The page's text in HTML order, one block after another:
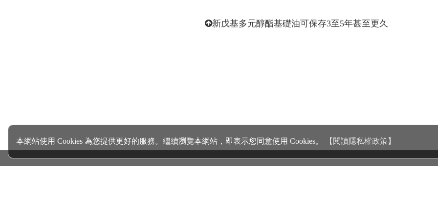
本網站使用 Cookies 為您提供更好的服務。繼續瀏覽本網站，即表示您同意使用 Cookies。 【閱讀隱私權政策】
新戊基多元醇酯基礎油可保存3至5年甚至更久